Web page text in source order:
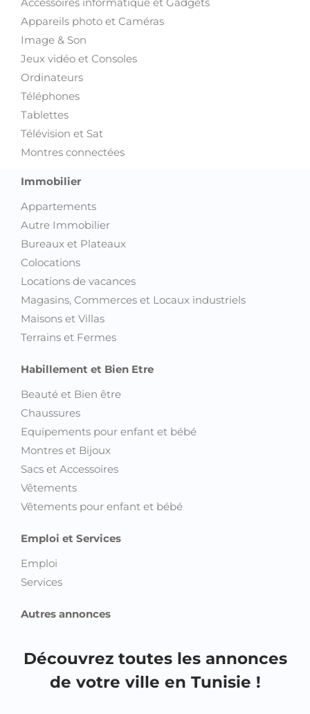
Accessoires informatique et Gadgets
Appareils photo et Caméras
Image & Son
Jeux vidéo et Consoles
Ordinateurs
Téléphones
Tablettes
Télévision et Sat
Montres connectées
Immobilier
Appartements
Autre Immobilier
Bureaux et Plateaux
Colocations
Locations de vacances
Magasins, Commerces et Locaux industriels
Maisons et Villas
Terrains et Fermes
Habillement et Bien Etre
Beauté et Bien être
Chaussures
Equipements pour enfant et bébé
Montres et Bijoux
Sacs et Accessoires
Vêtements
Vêtements pour enfant et bébé
Emploi et Services
Emploi
Services
Autres annonces
Découvrez toutes les annonces
de votre ville en Tunisie !